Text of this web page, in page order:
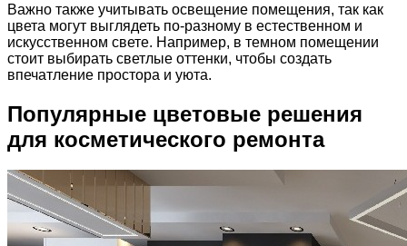
Важно также учитывать освещение помещения, так как
цвета могут выглядеть по-разному в естественном и
искусственном свете. Например, в темном помещении
стоит выбирать светлые оттенки, чтобы создать
впечатление простора и уюта.
Популярные цветовые решения
для косметического ремонта